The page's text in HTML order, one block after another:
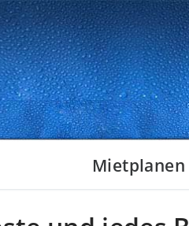
Mietplanen